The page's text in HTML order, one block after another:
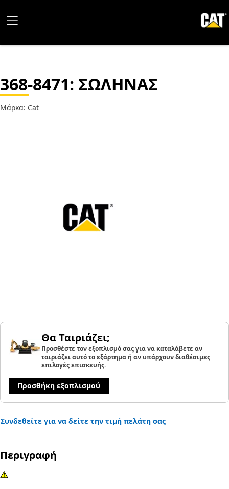
368-8471: ΣΩΛΗΝΑΣ
Μάρκα: Cat
Θα Ταιριάζει;
Προσθέστε τον εξοπλισμό σας για να καταλάβετε αν
ταιριάζει αυτό το εξάρτημα ή αν υπάρχουν διαθέσιμες
επιλογές επισκευής.
Προσθήκη εξοπλισμού
Συνδεθείτε για να δείτε την τιμή πελάτη σας
Περιγραφή